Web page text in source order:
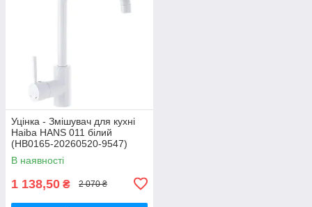
Уцінка - Змішувач для кухні
Haiba HANS 011 білий
(HB0165-20260520-9547)
В наявності
1 138,50 ₴ 2 070 ₴